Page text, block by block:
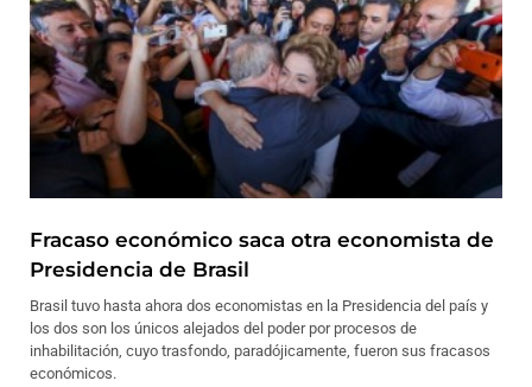
Fracaso económico saca otra economista de
Presidencia de Brasil
Brasil tuvo hasta ahora dos economistas en la Presidencia del país y
los dos son los únicos alejados del poder por procesos de
inhabilitación, cuyo trasfondo, paradójicamente, fueron sus fracasos
económicos.